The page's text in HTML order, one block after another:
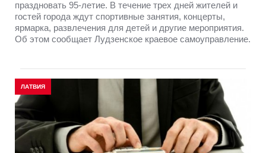
праздновать 95-летие. В течение трех дней жителей и
гостей города ждут спортивные занятия, концерты,
ярмарка, развлечения для детей и другие мероприятия.
Об этом сообщает Лудзенское краевое самоуправление.
ЛАТВИЯ